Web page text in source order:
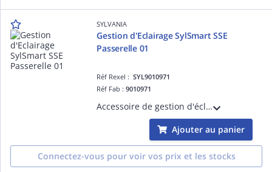
SYLVANIA
Gestion d'Eclairage SylSmart SSE
Passerelle 01
Réf Rexel :SYL9010971
Réf Fab :9010971
Accessoire de gestion d'éclairage pour luminaires équipés de la solution SylSmart - SylSmart SSE Passerelle 01
Ajouter au panier
Connectez-vous pour voir vos prix et les stocks